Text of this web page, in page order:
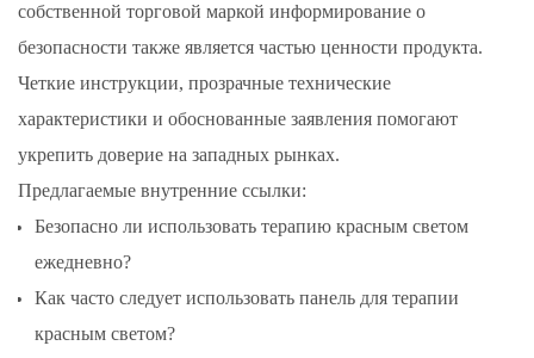
собственной торговой маркой информирование о
безопасности также является частью ценности продукта.
Четкие инструкции, прозрачные технические
характеристики и обоснованные заявления помогают
укрепить доверие на западных рынках.
Предлагаемые внутренние ссылки:
Безопасно ли использовать терапию красным светом
ежедневно?
Как часто следует использовать панель для терапии
красным светом?